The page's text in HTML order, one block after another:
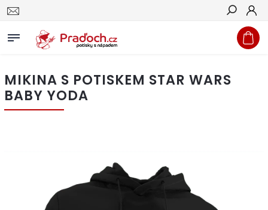
Hledat
MIKINA S POTISKEM STAR WARS
BABY YODA